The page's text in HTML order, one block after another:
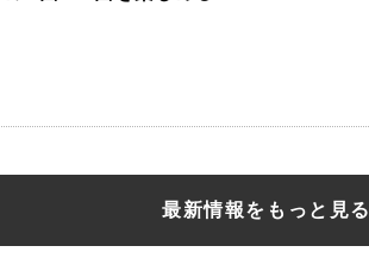
最新情報をもっと見る